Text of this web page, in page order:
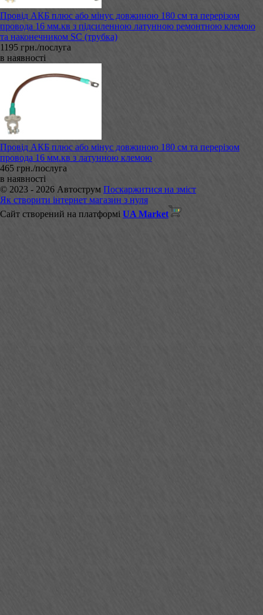
Провід АКБ плюс або мінус довжиною 180 см та перерізом
провода 16 мм.кв з підсиленною латунною ремонтною клемою
та наконечником SC (трубка)
1195 грн./послуга
в наявності
Провід АКБ плюс або мінус довжиною 180 см та перерізом
провода 16 мм.кв з латунною клемою
465 грн./послуга
в наявності
© 2023 - 2026 Автострум Поскаржитися на зміст
Як створити інтернет магазин з нуля
Сайт створений на платформі UA Market